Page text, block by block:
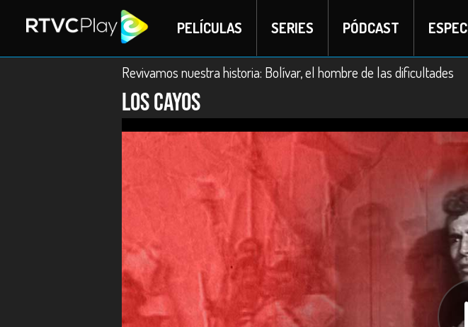
PELÍCULAS SERIES PÓDCAST
Revivamos nuestra historia: Bolívar, el hombre de las dificultades
Los Cayos